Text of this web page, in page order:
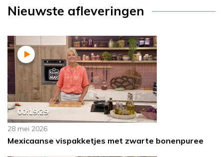
Nieuwste afleveringen
00:19:29
28 mei 2026
Mexicaanse vispakketjes met zwarte bonenpuree